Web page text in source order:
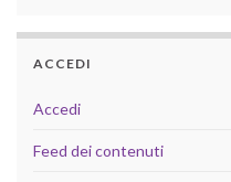
ACCEDI
Accedi
Feed dei contenuti